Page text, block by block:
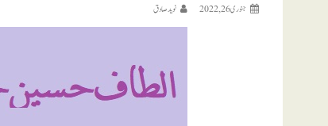
جنوری 26, 2022 نويد صادق